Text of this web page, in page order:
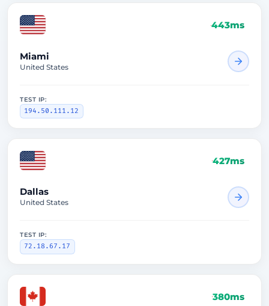
443ms
Miami
United States
TEST IP:
194.50.111.12
427ms
Dallas
United States
TEST IP:
72.18.67.17
380ms